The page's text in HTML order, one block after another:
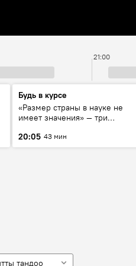
21:00
Будь в курсе
«Размер страны в науке не
имеет значения» — три
России и Кыргызстана в
образовании и исследованиях
20:05 43 мин
тандоо